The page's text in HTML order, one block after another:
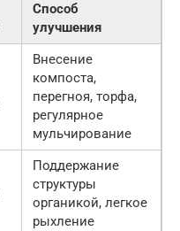
Способ
улучшения
Внесение
компоста,
перегноя, торфа,
регулярное
мульчирование
Поддержание
структуры
органикой, легкое
рыхление